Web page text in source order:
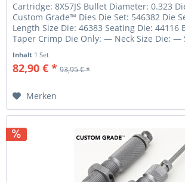
Cartridge: 8X57JS Bullet Diameter: 0.323
Custom Grade™ Dies Die Set: 546382 Die
Length Size Die: 46383 Seating Die:
Taper Crimp Die Only: — Neck Size Die: —
Inhalt 1 Set
82,90 € * 93,95 € *
Merken